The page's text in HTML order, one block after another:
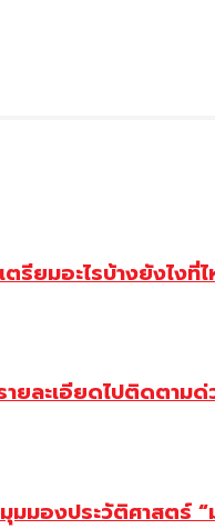
รียมอะไรบ้างยังไงที่ไ
ายละเอียดไปติดตาม
มมองประวัติศาสตร์